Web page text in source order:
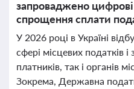
запроваджено цифрові
спрощення сплати
У 2026 році в Україні
сфері місцевих податків
платників, так і органів
Зокрема, Державна